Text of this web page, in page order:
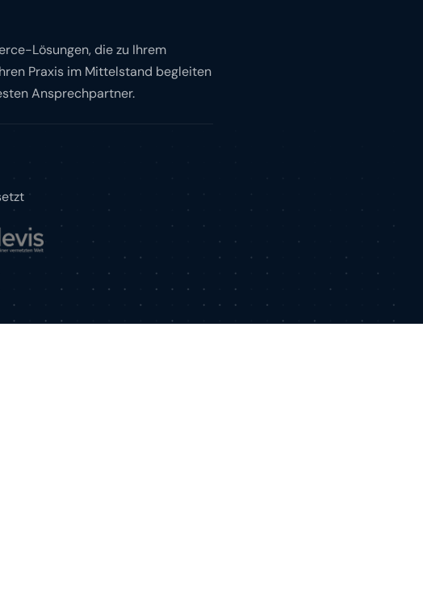
Lösungen, die zu Ihrem
Praxis im Mittelstand begleiten
Ansprechpartner.